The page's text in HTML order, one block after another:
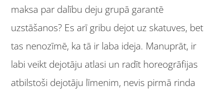
maksa par dalību deju grupā garantē
uzstāšanos? Es arī gribu dejot uz skatuves, bet
tas nenozīmē, ka tā ir laba ideja. Manuprāt, ir
labi veikt dejotāju atlasi un radīt horeogrāfijas
atbilstoši dejotāju līmenim, nevis pirmā rinda